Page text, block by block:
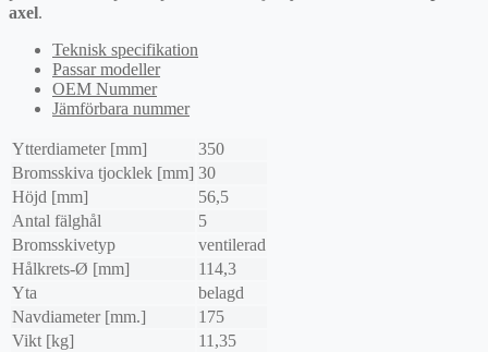
axel.
Teknisk specifikation
Passar modeller
OEM Nummer
Jämförbara nummer
Ytterdiameter [mm]
350
Bromsskiva tjocklek [mm] 30
Höjd [mm]
56,5
Antal fälghål
5
Bromsskivetyp
ventilerad
Hålkrets-Ø [mm]
114,3
Yta
belagd
Navdiameter [mm.]
175
Vikt [kg]
11,35